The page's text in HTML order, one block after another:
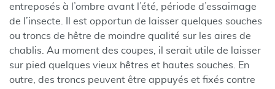
entreposés à l’ombre avant l’été, période d’essaimage
de l’insecte. Il est opportun de laisser quelques souches
ou troncs de hêtre de moindre qualité sur les aires de
chablis. Au moment des coupes, il serait utile de laisser
sur pied quelques vieux hêtres et hautes souches. En
outre, des troncs peuvent être appuyés et fixés contre